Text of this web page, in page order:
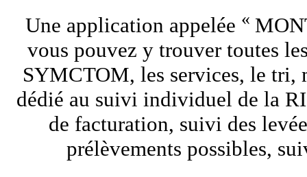
Une application appelée «
vous pouvez y trouver toutes
SYMCTOM, les services, le tri,
dédié au suivi individuel de la
de facturation, suivi des
prélèvements possibles,